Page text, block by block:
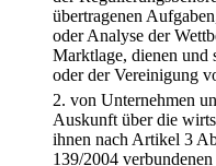
übertragenen
oder Analyse der
Marktlage, dienen und
oder der Vereinigung
2. von Unternehmen
Auskunft über die
ihnen nach Artikel 3
139/2004